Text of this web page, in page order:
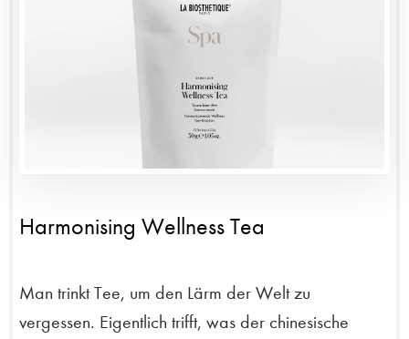
Harmonising Wellness Tea
Man trinkt Tee, um den Lärm der Welt zu
vergessen. Eigentlich trifft, was der chinesische